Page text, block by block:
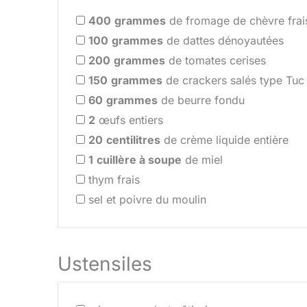
400 grammes de fromage de chèvre
100 grammes de dattes dénoyautées
200 grammes de tomates cerises
150 grammes de crackers salés type Tuc
60 grammes de beurre fondu
2 œufs entiers
20 centilitres de crème liquide entière
1 cuillère à soupe de miel
thym frais
sel et poivre du moulin
Ustensiles